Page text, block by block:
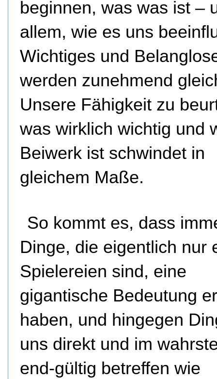
beginnen, was was ist –
allem, wie es uns
Wichtiges und
werden zunehmend
Unsere Fähigkeit zu
was wirklich wichtig und
Beiwerk ist schwindet in
gleichem Maße.
So kommt es, dass
Dinge, die eigentlich nur
Spielereien sind, eine
gigantische Bedeutung
haben, und hingegen
uns direkt und im
end-gültig betreffen wie